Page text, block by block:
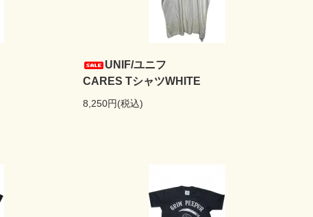
UNIF/ユニフ
CARES TシャツWHITE
8,250円(税込)